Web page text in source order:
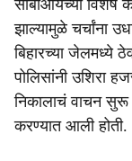
सीबीआयच्या विशेष
झाल्यामुळे चर्चांना
बिहारच्या जेलमध्ये
पोलिसांनी उशिरा
निकालाचं वाचन सुरू
करण्यात आली होती.